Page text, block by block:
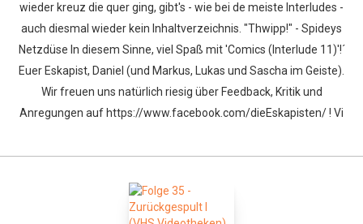
wieder kreuz die quer ging, gibt's - wie bei de meiste Interludes -
auch diesmal wieder kein Inhaltverzeichnis. "Thwipp!" - Spideys
Netzdüse In diesem Sinne, viel Spaß mit 'Comics (Interlude 11)'!´
Euer Eskapist, Daniel (und Markus, Lukas und Sascha im Geiste).
Wir freuen uns natürlich riesig über Feedback, Kritik und
Anregungen auf https://www.facebook.com/dieEskapisten/ ! Vi